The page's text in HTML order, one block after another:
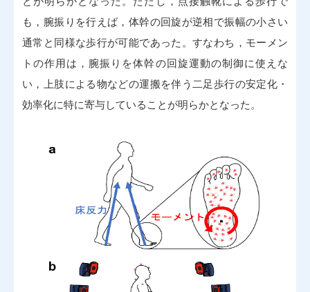
も，腕振りを行えば，体幹の回旋が逆相で振幅の小さい
通常と同様な歩行が可能であった。すなわち，モーメン
トの作用は，腕振りを体幹の回旋運動の制御に使えな
い，上肢による物などの運搬を伴う二足歩行の安定化・
効率化に特に寄与していることが明らかとなった。